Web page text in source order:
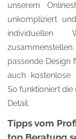
unserem
unkompliziert
individuellen
passende Design
auch kostenlose
So funktioniert
Detail.
Tipps vom